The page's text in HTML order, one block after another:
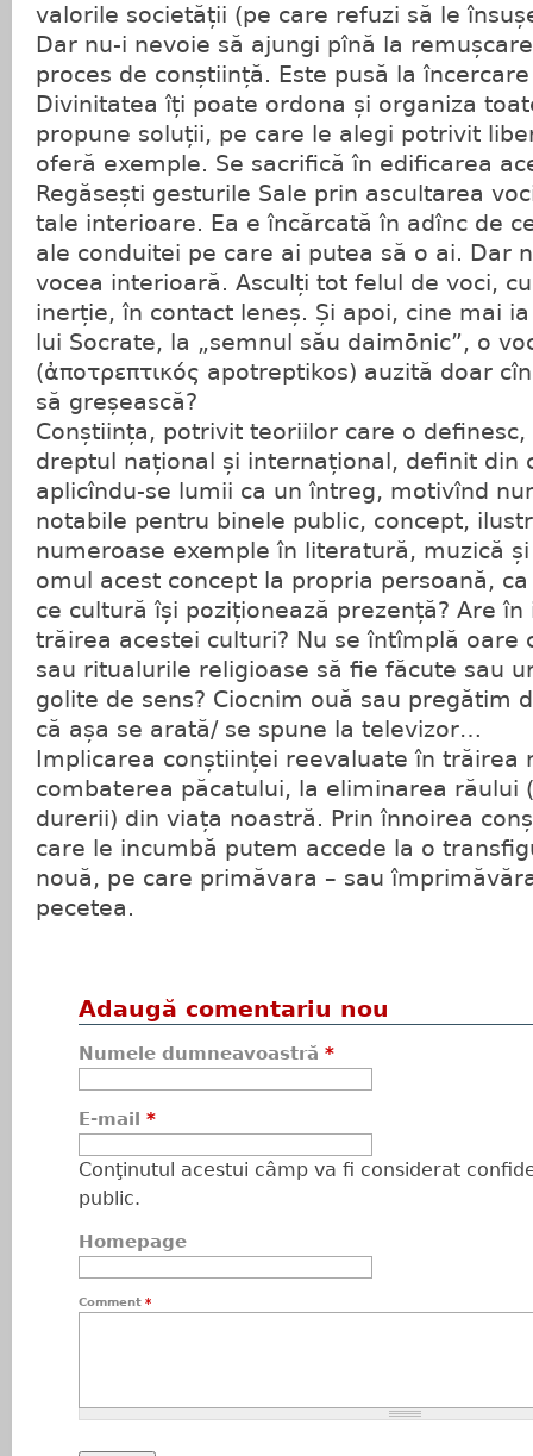
valorile societății (pe care refuzi să le
Dar nu-i nevoie să ajungi pînă la
proces de conștiință. Este pusă la
Divinitatea îți poate ordona și organiza
propune soluții, pe care le alegi potrivit
oferă exemple. Se sacrifică în edificarea
Regăsești gesturile Sale prin ascultarea
tale interioare. Ea e încărcată în adînc de
ale conduitei pe care ai putea să o ai. Dar
vocea interioară. Asculți tot felul de voci,
inerție, în contact leneș. Și apoi, cine mai
lui Socrate, la „semnul său daimōnic”, o
(ἀποτρεπτικός apotreptikos) auzită doar
să greșească?
Conștiința, potrivit teoriilor care o
dreptul național și internațional, definit din
aplicîndu-se lumii ca un întreg, motivînd
notabile pentru binele public, concept,
numeroase exemple în literatură, muzică
omul acest concept la propria persoană,
ce cultură își poziționează prezență? Are
trăirea acestei culturi? Nu se întîmplă oare
sau ritualurile religioase să fie făcute sau
golite de sens? Ciocnim ouă sau pregătim
că așa se arată/ se spune la televizor…
Implicarea conștiinței reevaluate în trăirea
combaterea păcatului, la eliminarea răului
durerii) din viața noastră. Prin înnoirea
care le incumbă putem accede la o
nouă, pe care primăvara – sau
pecetea.
Adaugă comentariu nou
Numele dumneavoastră *
E-mail *
Conţinutul acestui câmp va fi considerat
public.
Homepage
Comment *